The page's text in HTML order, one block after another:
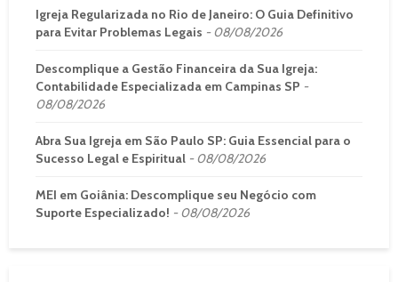
Igreja Regularizada no Rio de Janeiro: O Guia Definitivo
para Evitar Problemas Legais
08/08/2026
Descomplique a Gestão Financeira da Sua Igreja:
Contabilidade Especializada em Campinas SP
08/08/2026
Abra Sua Igreja em São Paulo SP: Guia Essencial para o
Sucesso Legal e Espiritual
08/08/2026
MEI em Goiânia: Descomplique seu Negócio com
Suporte Especializado!
08/08/2026